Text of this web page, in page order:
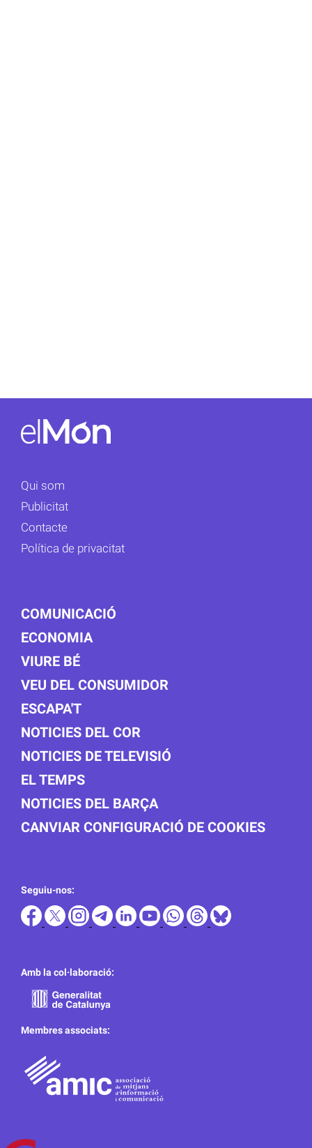
Qui som
Publicitat
Contacte
Política de privacitat
COMUNICACIÓ
ECONOMIA
VIURE BÉ
VEU DEL CONSUMIDOR
ESCAPA'T
NOTICIES DEL COR
NOTICIES DE TELEVISIÓ
EL TEMPS
NOTICIES DEL BARÇA
CANVIAR CONFIGURACIÓ DE COOKIES
Seguiu-nos:
Amb la col·laboració:
Membres associats: